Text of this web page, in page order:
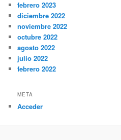
febrero 2023
diciembre 2022
noviembre 2022
octubre 2022
agosto 2022
julio 2022
febrero 2022
META
Acceder